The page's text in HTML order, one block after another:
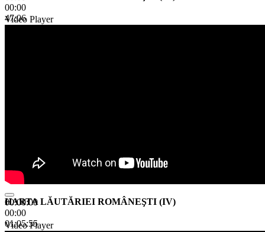
00:00
47:06
Video Player
00:00:00
00:00
01:05:55
HARTA LĂUTĂRIEI ROMÂNEŞTI (IV)
Video Player